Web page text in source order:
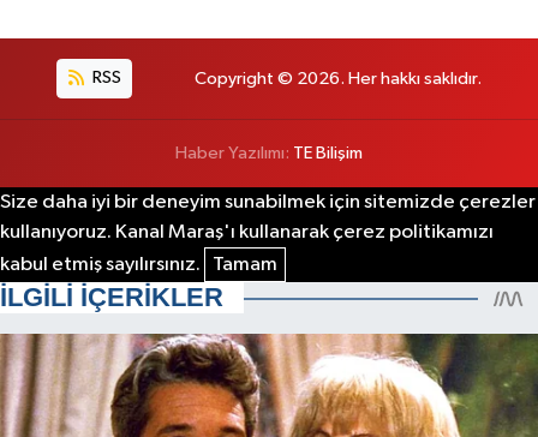
RSS Copyright © 2026. Her hakkı saklıdır.
Haber Yazılımı: TE Bilişim
Size daha iyi bir deneyim sunabilmek için sitemizde çerezler
kullanıyoruz. Kanal Maraş'ı kullanarak çerez politikamızı
kabul etmiş sayılırsınız.
Tamam